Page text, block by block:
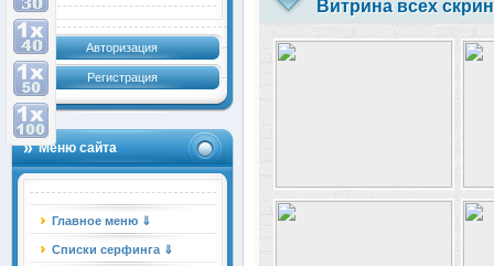
Авторизация
Регистрация
Меню сайта
Главное меню ⇓
Списки серфинга ⇓
Витрина всех